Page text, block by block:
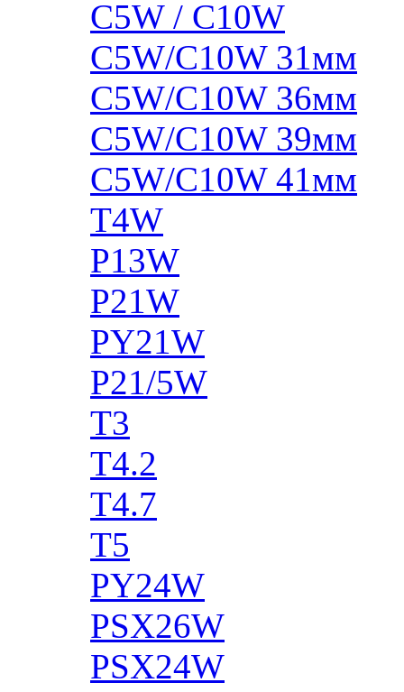
C5W / C10W
C5W/C10W 31мм
C5W/C10W 36мм
C5W/C10W 39мм
C5W/C10W 41мм
T4W
P13W
P21W
PY21W
P21/5W
T3
T4.2
T4.7
T5
PY24W
PSX26W
PSX24W